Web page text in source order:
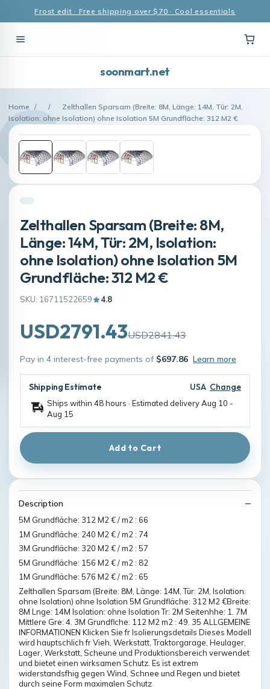
Frost edit · Free shipping over $70 · Cool essentials
soonmart.net
Home / /
Zelthallen Sparsam (Breite: 8M, Länge: 14M, Tür: 2M,
Isolation: ohne Isolation) ohne Isolation 5M Grundfläche: 312 M2 €
Zelthallen Sparsam (Breite: 8M,
Länge: 14M, Tür: 2M, Isolation:
ohne Isolation) ohne Isolation 5M
Grundfläche: 312 M2 €
SKU: 16711522659 4.8
USD2791.43USD2841.43
Pay in 4 interest-free payments of $697.86 Learn more
Shipping Estimate USA Change
Ships within 48 hours · Estimated deliveryAug 10 -
Aug 15
Add to Cart
Description
5M Grundfläche: 312 M2 € / m2 : 66
1M Grundfläche: 240 M2 € / m2 : 74
3M Grundfläche: 320 M2 € / m2 : 57
5M Grundfläche: 156 M2 € / m2 : 82
1M Grundfläche: 576 M2 € / m2 : 65
Zelthallen Sparsam (Breite: 8M, Länge: 14M, Tür: 2M, Isolation:
ohne Isolation) ohne Isolation 5M Grundfläche: 312 M2 €Breite:
8M Lnge: 14M Isolation: ohne Isolation Tr: 2M Seitenhhe: 1. 7M
Mittlere Gre: 4. 3M Grundflche: 112 M2 m2 : 49. 35 ALLGEMEINE
INFORMATIONEN Klicken Sie fr Isolierungsdetails Dieses Modell
wird hauptschlich fr Vieh, Werkstatt, Traktorgarage, Heulager,
Lager, Werkstatt, Scheune und Produktionsbereich verwendet
und bietet einen wirksamen Schutz. Es ist extrem
widerstandsfhig gegen Wind, Schnee und Regen und bietet
durch seine Form maximalen Schutz